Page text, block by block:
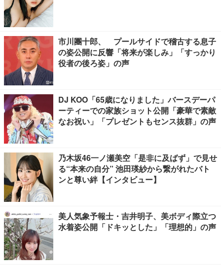
市川團十郎、 プールサイドで稽古する息子
の姿公開に反響「将来が楽しみ」「すっかり
役者の後ろ姿」の声
DJ KOO「65歳になりました」バースデーパ
ーティーでの家族ショット公開「豪華で素敵
なお祝い」「プレゼントもセンス抜群」の声
乃木坂46一ノ瀬美空「是非に及ばず」で見せ
る“本来の自分” 池田瑛紗から繋がれたバト
ンと尊い絆【インタビュー】
美人気象予報士・吉井明子、美ボディ際立つ
水着姿公開「ドキッとした」「理想的」の声